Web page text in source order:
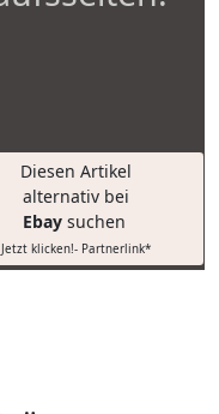
Diesen Artikel
alternativ bei
Ebay suchen
Jetzt klicken!- Partnerlink*